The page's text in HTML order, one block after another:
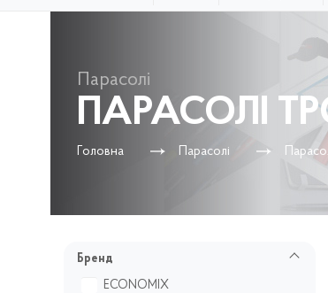
Головна Парасолі
Парасолі
ПАРАСОЛІ
Бренд
ECONOMIX